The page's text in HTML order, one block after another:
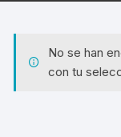
No se han
con tu